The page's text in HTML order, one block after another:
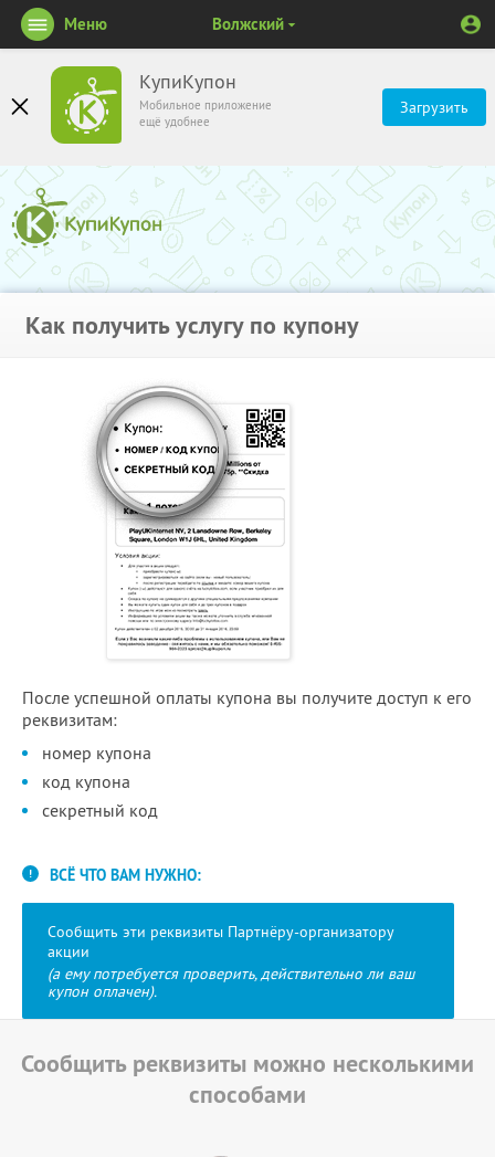
КупиКупон
Мобильное приложение
ещё удобнее
Загрузить
Меню Волжский
Как получить услугу по купону
После успешной оплаты купона вы получите доступ к его
реквизитам:
номер купона
код купона
секретный код
ВСЁ ЧТО ВАМ НУЖНО:
Сообщить эти реквизиты Партнёру-организатору
акции
(а ему потребуется проверить, действительно ли ваш
купон оплачен).
Сообщить реквизиты можно несколькими
способами